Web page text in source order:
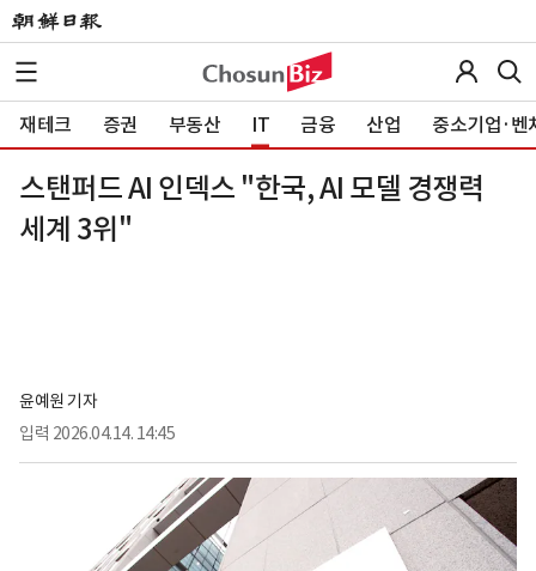
재테크 증권 부동산 IT 금융 산업 중소기업·벤
스탠퍼드 AI 인덱스 "한국, AI 모델 경쟁력
세계 3위"
윤예원 기자
입력 2026.04.14. 14:45